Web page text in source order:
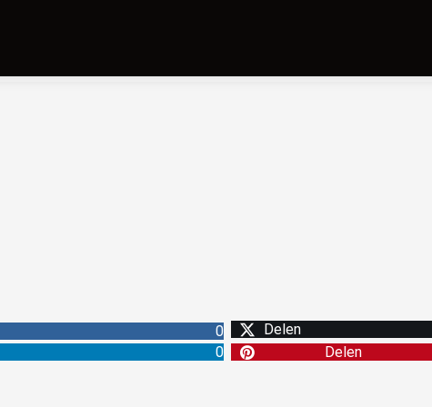
0
Delen
0 Delen